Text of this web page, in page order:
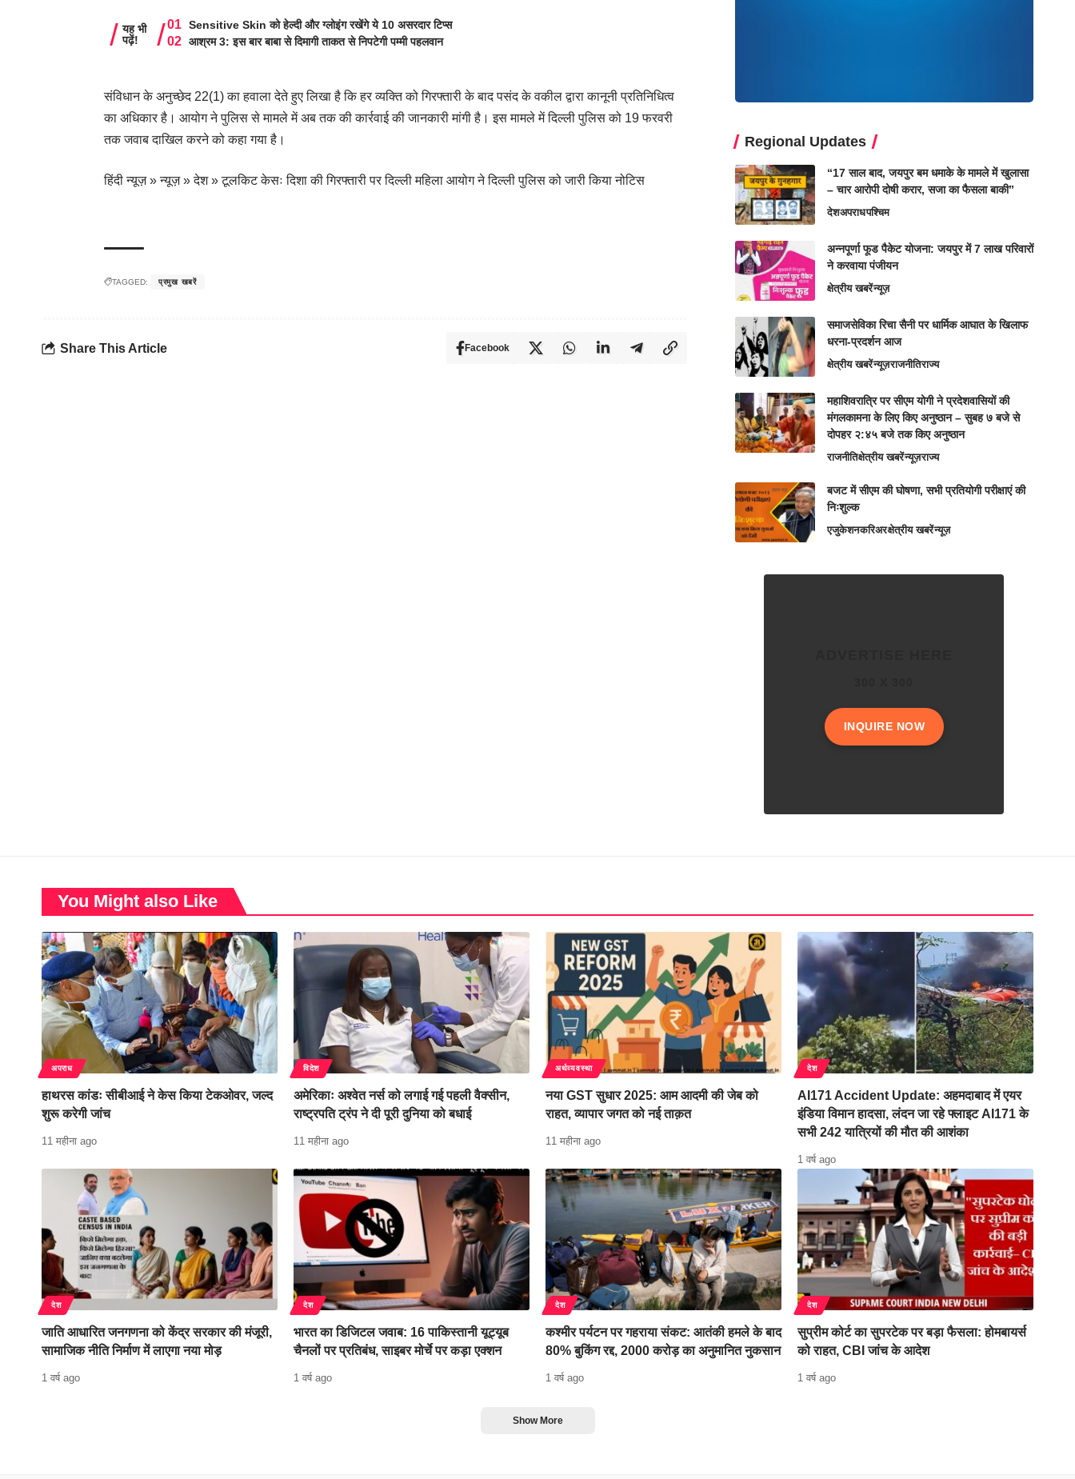
यह भी
पढ़ें!
Sensitive Skin को हेल्दी और ग्लोइंग रखेंगे ये 10 असरदार टिप्स
आश्रम 3: इस बार बाबा से दिमागी ताकत से निपटेगी पम्मी पहलवान
संविधान के अनुच्छेद 22(1) का हवाला देते हुए लिखा है कि हर व्यक्ति को गिरफ्तारी के बाद पसंद के वकील द्वारा कानूनी प्रतिनिधित्व
का अधिकार है। आयोग ने पुलिस से मामले में अब तक की कार्रवाई की जानकारी मांगी है। इस मामले में दिल्ली पुलिस को 19 फरवरी
तक जवाब दाखिल करने को कहा गया है।
हिंदी न्यूज़»न्यूज़»देश»टूलकिट केसः दिशा की गिरफ्तारी पर दिल्ली महिला आयोग ने दिल्ली पुलिस को जारी किया नोटिस
TAGGED: प्रमुख खबरें
Share This Article Facebook
Regional Updates
“17 साल बाद, जयपुर बम धमाके के मामले में खुलासा
– चार आरोपी दोषी करार, सजा का फैसला बाकी”
देशअपराधपश्चिम
अन्नपूर्णा फूड पैकेट योजना: जयपुर में 7 लाख परिवारों
ने करवाया पंजीयन
क्षेत्रीय खबरेंन्यूज़
समाजसेविका रिचा सैनी पर धार्मिक आघात के खिलाफ
धरना-प्रदर्शन आज
क्षेत्रीय खबरेंन्यूज़राजनीतिराज्य
महाशिवरात्रि पर सीएम योगी ने प्रदेशवासियों की
मंगलकामना के लिए किए अनुष्ठान – सुबह ७ बजे से
दोपहर २:४५ बजे तक किए अनुष्ठान
राजनीतिक्षेत्रीय खबरेंन्यूज़राज्य
बजट में सीएम की घोषणा, सभी प्रतियोगी परीक्षाएं की
निःशुल्क
एजुकेशनकरिअरक्षेत्रीय खबरेंन्यूज़
INQUIRE NOW
You Might also Like
अपराध
हाथरस कांडः सीबीआई ने केस किया टेकओवर, जल्द
शुरू करेगी जांच
11 महीना ago
विदेश
अमेरिकाः अश्वेत नर्स को लगाई गई पहली वैक्सीन,
राष्ट्रपति ट्रंप ने दी पूरी दुनिया को बधाई
11 महीना ago
अर्थव्यवस्था
नया GST सुधार 2025: आम आदमी की जेब को
राहत, व्यापार जगत को नई ताक़त
11 महीना ago
देश
AI171 Accident Update: अहमदाबाद में एयर
इंडिया विमान हादसा, लंदन जा रहे फ्लाइट AI171 के
सभी 242 यात्रियों की मौत की आशंका
1 वर्ष ago
देश
जाति आधारित जनगणना को केंद्र सरकार की मंजूरी,
सामाजिक नीति निर्माण में लाएगा नया मोड़
1 वर्ष ago
देश
भारत का डिजिटल जवाब: 16 पाकिस्तानी यूट्यूब
चैनलों पर प्रतिबंध, साइबर मोर्चे पर कड़ा एक्शन
1 वर्ष ago
देश
कश्मीर पर्यटन पर गहराया संकट: आतंकी हमले के बाद
80% बुकिंग रद्द, 2000 करोड़ का अनुमानित नुकसान
1 वर्ष ago
देश
सुप्रीम कोर्ट का सुपरटेक पर बड़ा फैसला: होमबायर्स
को राहत, CBI जांच के आदेश
1 वर्ष ago
Show More